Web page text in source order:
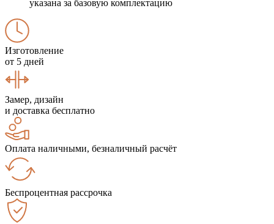
указана за базовую комплектацию
Изготовление
от 5 дней
Замер, дизайн
и доставка бесплатно
Оплата наличными, безналичный расчёт
Беспроцентная рассрочка